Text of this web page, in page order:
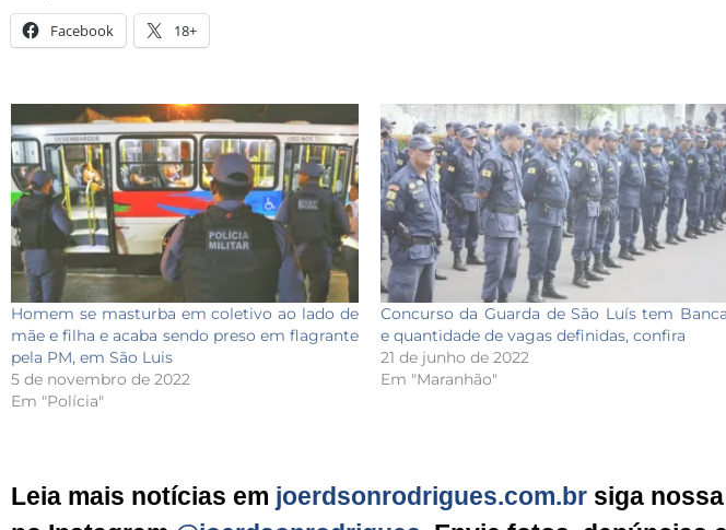
Facebook 18+
Homem se masturba em coletivo ao lado de
mãe e filha e acaba sendo preso em flagrante
pela PM, em São Luis
5 de novembro de 2022
Em "Polícia"
Concurso da Guarda de São Luís tem Banca
e quantidade de vagas definidas, confira
21 de junho de 2022
Em "Maranhão"
Leia mais notícias em joerdsonrodrigues.com.br siga